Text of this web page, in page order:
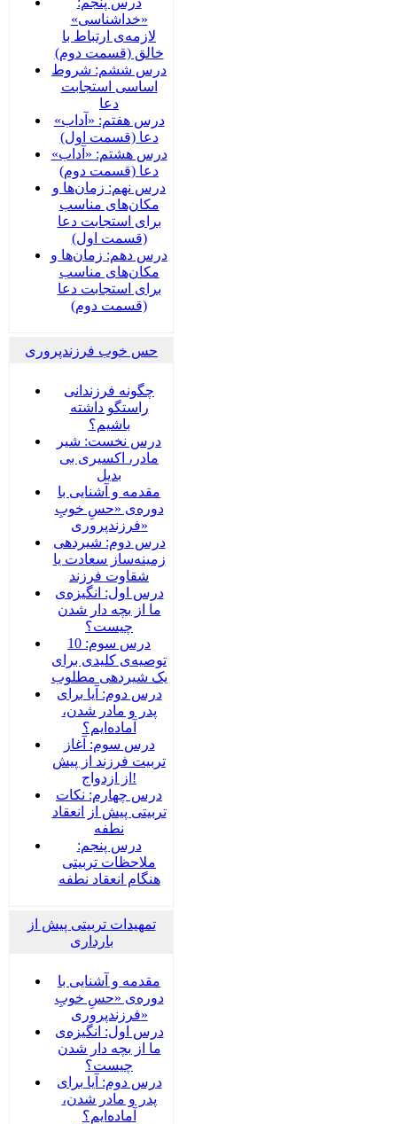
«خداشناسی»
لازمه‌ی ارتباط با
خالق (قسمت دوم)
درس ششم: شروط
اساسی استجابت
دعا
درس هفتم: «آداب»
دعا (قسمت اول)
درس هشتم: «آداب»
دعا (قسمت دوم)
درس نهم: زمان‌ها و
مکان‌های مناسب
برای استجابت دعا
(قسمت اول)
درس دهم: زمان‌ها و
مکان‌های مناسب
برای استجابت دعا
(قسمت دوم)
حس خوب فرزندپروری
چگونه فرزندانی
راستگو داشته
باشیم؟
درس نخست: شیر
مادر، اکسیری بی
بدیل
مقدمه و آشنایی با
دوره‌ی «حسِ خوبِ
فرزندپروری»
درس دوم: شیردهی
زمینه‌ساز سعادت یا
شقاوت فرزند
درس اول: انگیزه‌ی
ما از بچه دار شدن
چیست؟
درس سوم: 10
توصیه‌ی کلیدی برای
یک شیردهی مطلوب
درس دوم: آیا برای
پدر و مادر شدن،
آماده‌ایم؟
درس سوم: آغاز
تربیت فرزند از پیش
از ازدواج!
درس چهارم: نکات
تربیتی پیش از انعقاد
نطفه
درس پنجم:
ملاحظات تربیتی
هنگام انعقاد نطفه
تمهیدات تربیتی پیش از
بارداری
مقدمه و آشنایی با
دوره‌ی «حسِ خوبِ
فرزندپروری»
درس اول: انگیزه‌ی
ما از بچه دار شدن
چیست؟
درس دوم: آیا برای
پدر و مادر شدن،
آماده‌ایم؟